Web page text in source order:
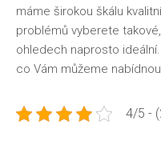
máme širokou škálu
problémů vyberete
ohledech naprosto
co Vám můžeme
4/5 -